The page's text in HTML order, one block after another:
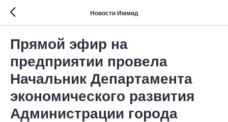
Новости Иммид
Прямой эфир на
предприятии провела
Начальник Департамента
экономического развития
Администрации города